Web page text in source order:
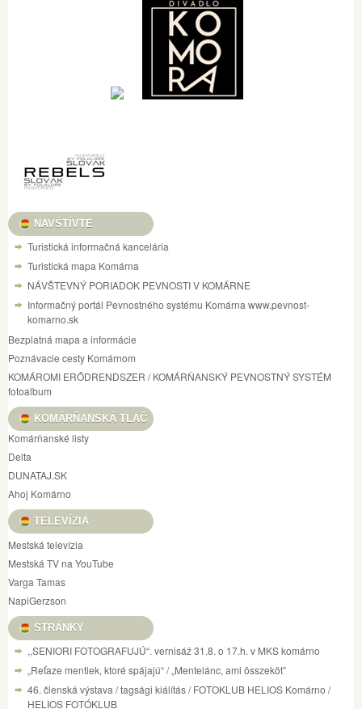
NAVŠTÍVTE
Turistická informačná kancelária
Turistická mapa Komárna
NÁVŠTEVNÝ PORIADOK PEVNOSTI V KOMÁRNE
Informačný portál Pevnostného systému Komárna www.pevnost-
komarno.sk
Bezplatná mapa a informácie
Poznávacie cesty Komárnom
KOMÁROMI ERŐDRENDSZER / KOMÁRŇANSKÝ PEVNOSTNÝ SYSTÉM
fotoalbum
KOMÁRŇANSKÁ TLAČ
Komárňanské listy
Delta
DUNATAJ.SK
Ahoj Komárno
TELEVÍZIA
Mestská televízia
Mestská TV na YouTube
Varga Tamas
NapiGerzson
STRÁNKY
,,SENIORI FOTOGRAFUJÚ“. vernisáž 31.8. o 17.h. v MKS komárno
„Reťaze mentiek, ktoré spájajú“ / „Mentelánc, ami összeköt”
46. členská výstava / tagsági kiálítás / FOTOKLUB HELIOS Komárno /
HELIOS FOTÓKLUB